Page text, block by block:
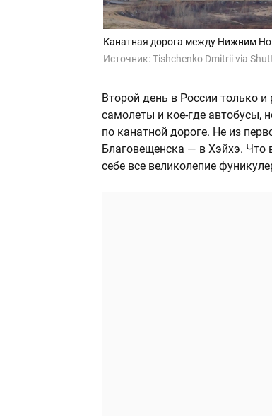
Канатная дорога между Нижним
Источник:Tishchenko Dmitrii via
Второй день в России только
самолеты и кое-где автобусы,
по канатной дороге. Не из
Благовещенска — в Хэйхэ. Что
себе все великолепие